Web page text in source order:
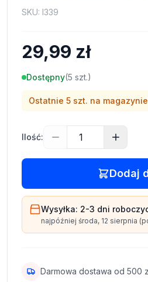
SKU: I339
29,99 zł
Dostępny(5 szt.)
Ostatnie 5 szt. na
Ilość:
Dodaj
Wysyłka: 2-3 dni
najpóźniej środa, 12 sierpnia
Darmowa dostawa od 500